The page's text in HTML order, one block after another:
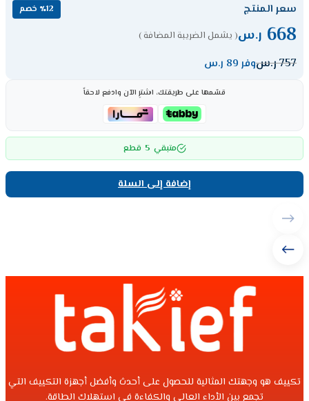
سعر المنتج ٪12 خصم
668 ر.س( يشمل الضريبة المضافة )
757ر.سوفر 89 ر.س
قسّمها على طريقتك، اشترِ الآن وادفع لاحقاً
متبقي 5 قطع
إضافة إلى السلة
تكييف هو وجهتك المثالية للحصول على أحدث وأفضل أجهزة التكييف التي
تجمع بين الأداء العالي والكفاءة في استهلاك الطاقة.